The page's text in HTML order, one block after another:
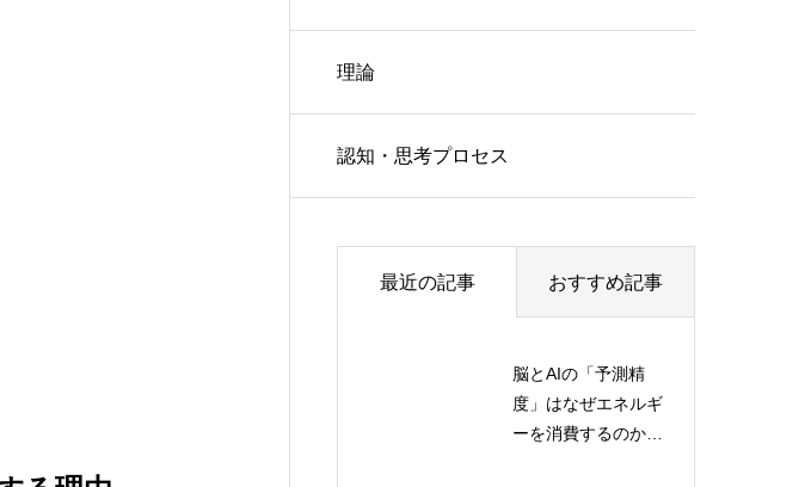
理論
認知・思考プロセス
最近の記事 おすすめ記事
脳とAIの「予測精
度」はなぜエネルギ
ーを消費するのか？
人間とAIの共進化：
マルチエージェント
環境における理論的